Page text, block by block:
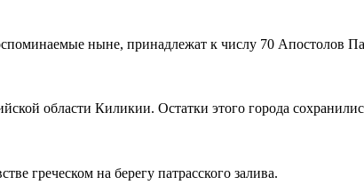
ныне, принадлежат к числу 70 Апостолов
области Киликии. Остатки этого города
греческом на берегу патрасского залива.